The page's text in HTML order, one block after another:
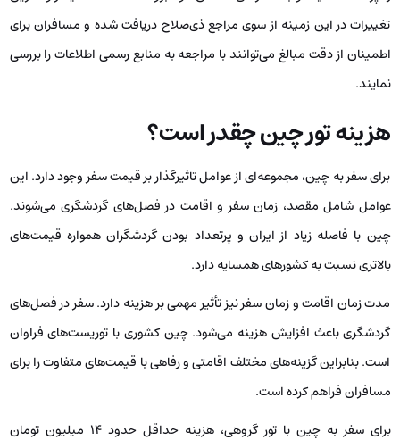
تغییرات در این زمینه از سوی مراجع ذی‌صلاح دریافت شده و مسافران برای
اطمینان از دقت مبالغ می‌توانند با مراجعه به منابع رسمی اطلاعات را بررسی
نمایند.
هزینه تور چین چقدر است؟
برای سفر به چین، مجموعه‌ای از عوامل تاثیرگذار بر قیمت سفر وجود دارد. این
عوامل شامل مقصد، زمان سفر و اقامت در فصل‌های گردشگری می‌شوند.
چین با فاصله زیاد از ایران و پرتعداد بودن گردشگران همواره قیمت‌های
بالاتری نسبت به کشورهای همسایه دارد.
مدت زمان اقامت و زمان سفر نیز تأثیر مهمی بر هزینه دارد. سفر در فصل‌های
گردشگری باعث افزایش هزینه می‌شود. چین کشوری با توریست‌های فراوان
است. بنابراین گزینه‌های مختلف اقامتی و رفاهی با قیمت‌های متفاوت را برای
مسافران فراهم کرده است.
برای سفر به چین با تور گروهی، هزینه حداقل حدود 14 میلیون تومان